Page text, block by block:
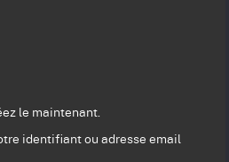
le maintenant.
identifiant ou adresse email